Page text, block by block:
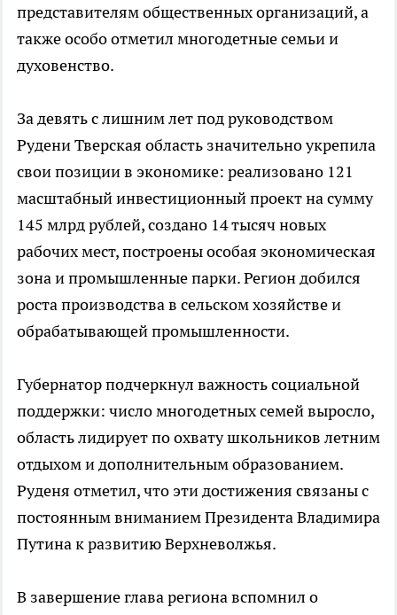
представителям общественных организаций, а
также особо отметил многодетные семьи и
духовенство.
За девять с лишним лет под руководством
Рудени Тверская область значительно укрепила
свои позиции в экономике: реализовано 121
масштабный инвестиционный проект на сумму
145 млрд рублей, создано 14 тысяч новых
рабочих мест, построены особая экономическая
зона и промышленные парки. Регион добился
роста производства в сельском хозяйстве и
обрабатывающей промышленности.
Губернатор подчеркнул важность социальной
поддержки: число многодетных семей выросло,
область лидирует по охвату школьников летним
отдыхом и дополнительным образованием.
Руденя отметил, что эти достижения связаны с
постоянным вниманием Президента Владимира
Путина к развитию Верхневолжья.
В завершение глава региона вспомнил о